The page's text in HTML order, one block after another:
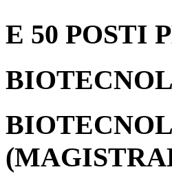
E 50 POSTI